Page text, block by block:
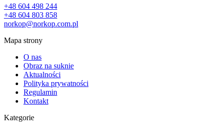
+48 604 498 244
+48 604 803 858
norkop@norkop.com.pl
Mapa strony
O nas
Obraz na suknie
Aktualności
Polityka prywatności
Regulamin
Kontakt
Kategorie